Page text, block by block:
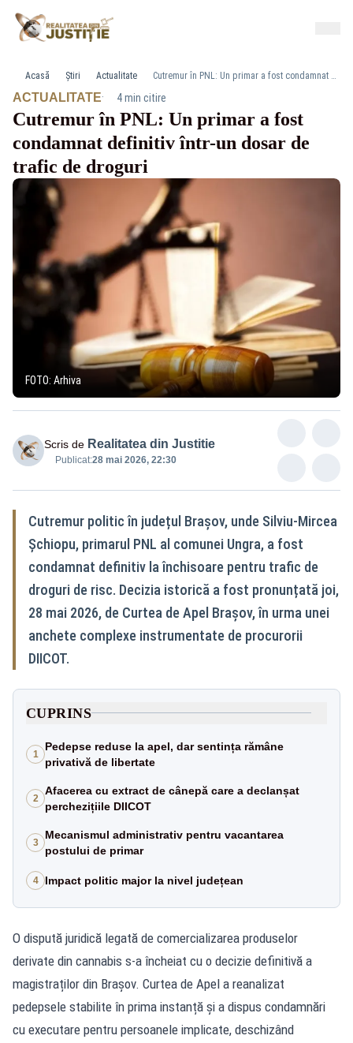
Acasă Știri Actualitate Cutremur în PNL: Un primar a fost condamnat definitiv într-un dosar de trafic de droguri
ACTUALITATE· 4 min citire
Cutremur în PNL: Un primar a fost
condamnat definitiv într-un dosar de
trafic de droguri
FOTO: Arhiva
Scris de Realitatea din Justitie
Publicat:28 mai 2026, 22:30
Cutremur politic în județul Brașov, unde Silviu-Mircea
Șchiopu, primarul PNL al comunei Ungra, a fost
condamnat definitiv la închisoare pentru trafic de
droguri de risc. Decizia istorică a fost pronunțată joi,
28 mai 2026, de Curtea de Apel Brașov, în urma unei
anchete complexe instrumentate de procurorii
DIICOT.
CUPRINS
1
Pedepse reduse la apel, dar sentința rămâne
privativă de libertate
2
Afacerea cu extract de cânepă care a declanșat
perchezițiile DIICOT
3
Mecanismul administrativ pentru vacantarea
postului de primar
4 Impact politic major la nivel județean
O dispută juridică legată de comercializarea produselor
derivate din cannabis s-a încheiat cu o decizie definitivă a
magistraților din Brașov. Curtea de Apel a reanalizat
pedepsele stabilite în prima instanță și a dispus condamnări
cu executare pentru persoanele implicate, deschizând